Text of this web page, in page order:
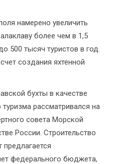
намерено увеличить
более чем в 1,5
500 тысяч туристов в год.
создания яхтенной
бухты в качестве
рассматривался на
совета Морской
России. Строительство
федерального бюджета,